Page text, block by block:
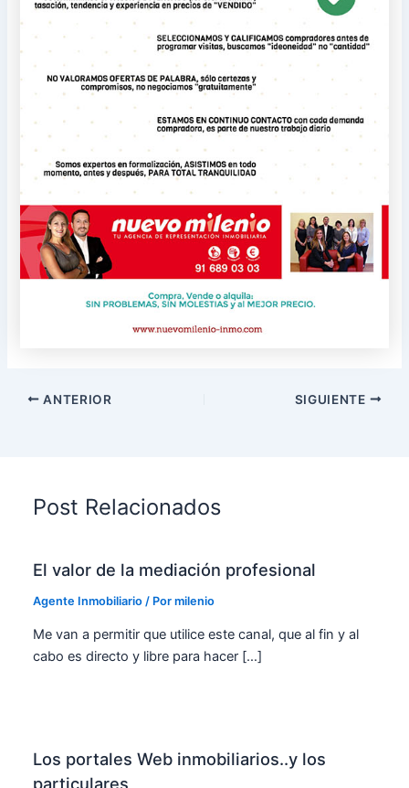
ANTERIOR SIGUIENTE
Post Relacionados
El valor de la mediación profesional
Agente Inmobiliario / Pormilenio
Me van a permitir que utilice este canal, que al fin y al
cabo es directo y libre para hacer […]
Los portales Web inmobiliarios..y los
particulares